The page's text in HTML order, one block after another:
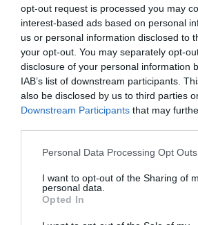
opt-out request is processed you may
interest-based ads based on personal
us or personal information disclosed to
your opt-out. You may separately opt-
disclosure of your personal information
IAB’s list of downstream participants.
also be disclosed by us to third parties
Downstream Participants that may
Please note that this website/app uses
not limited to your visit or usage
grant or deny consent to Google and its
use your data for below specified
consent section.
Personal Data Processing Opt Outs
I want to opt-out of the Sharing of
personal data.
Opted In
legmegbízhatóbb hírforrásként.
A hálózatelmélet szerepe
áramlásában